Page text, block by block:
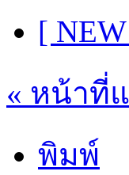
[
« หน้าที่
พิมพ์